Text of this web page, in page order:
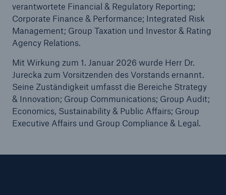
verantwortete Financial & Regulatory Reporting;
Corporate Finance & Performance; Integrated Risk
Management; Group Taxation und Investor & Rating
Agency Relations.
Mit Wirkung zum 1. Januar 2026 wurde Herr Dr.
Jurecka zum Vorsitzenden des Vorstands ernannt.
Seine Zuständigkeit umfasst die Bereiche Strategy
& Innovation; Group Communications; Group Audit;
Economics, Sustainability & Public Affairs; Group
Executive Affairs und Group Compliance & Legal.
CLARA reduziert die Wartezeit bis zur